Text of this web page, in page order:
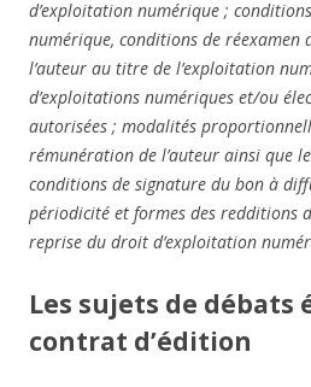
d’exploitation numérique ;
numérique, conditions de réexamen
l’auteur au titre de l’exploitation
d’exploitations numériques et/ou
autorisées ; modalités
rémunération de l’auteur ainsi que
conditions de signature du bon à
périodicité et formes des redditions
reprise du droit d’exploitation
Les sujets de débats
contrat d’édition